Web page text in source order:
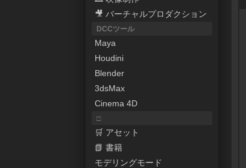
🎥 バーチャルプロダクション
DCCツール
Maya
Houdini
Blender
3dsMax
Cinema 4D
□
🛒 アセット
📗 書籍
モデリングモード